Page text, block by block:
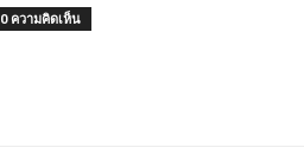
0 ความคิดเห็น